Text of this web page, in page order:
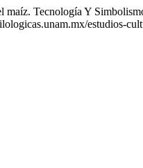
maíz. Tecnología Y
estudios-